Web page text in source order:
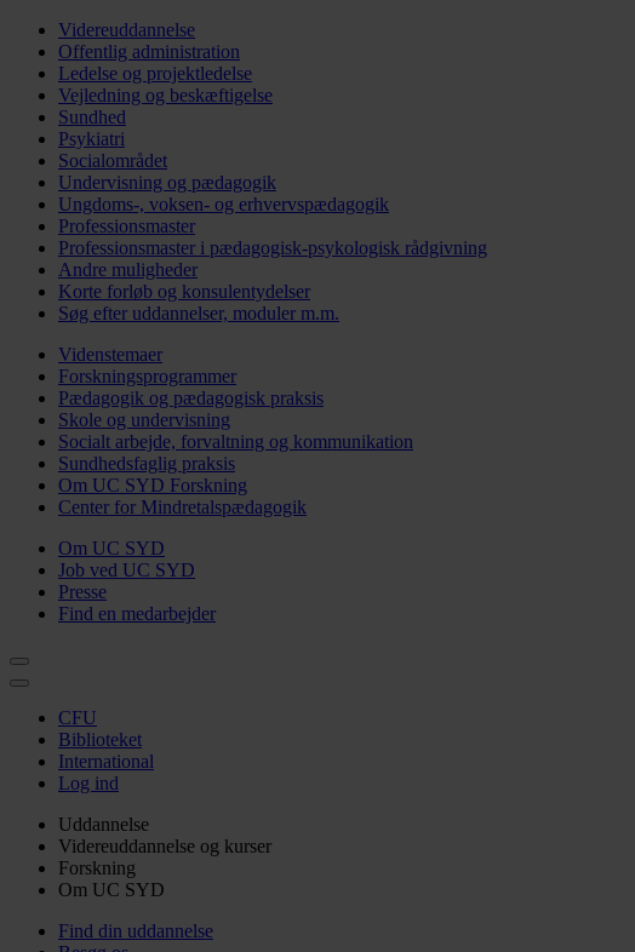
Videreuddannelse
Offentlig administration
Ledelse og projektledelse
Vejledning og beskæftigelse
Sundhed
Psykiatri
Socialområdet
Undervisning og pædagogik
Ungdoms-, voksen- og erhvervspædagogik
Professionsmaster
Professionsmaster i pædagogisk-psykologisk rådgivning
Andre muligheder
Korte forløb og konsulentydelser
Søg efter uddannelser, moduler m.m.
Videnstemaer
Forskningsprogrammer
Pædagogik og pædagogisk praksis
Skole og undervisning
Socialt arbejde, forvaltning og kommunikation
Sundhedsfaglig praksis
Om UC SYD Forskning
Center for Mindretalspædagogik
Om UC SYD
Job ved UC SYD
Presse
Find en medarbejder
CFU
Biblioteket
International
Log ind
Uddannelse
Videreuddannelse og kurser
Forskning
Om UC SYD
Find din uddannelse